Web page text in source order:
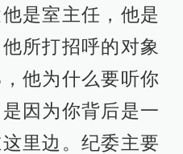
是室主任，他是
所打招呼的对象
他为什么要听你
因为你背后是一
里边。纪委主要